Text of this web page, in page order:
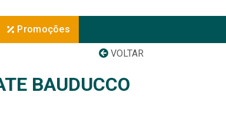
Promoções
VOLTAR
BAUDUCCO